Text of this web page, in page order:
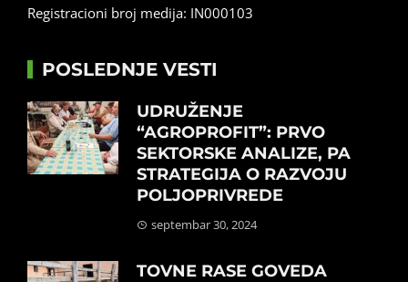
Registracioni broj medija: IN000103
POSLEDNJE VESTI
UDRUŽENJE
“AGROPROFIT”: PRVO
SEKTORSKE ANALIZE, PA
STRATEGIJA O RAZVOJU
POLJOPRIVREDE
septembar 30, 2024
TOVNE RASE GOVEDA